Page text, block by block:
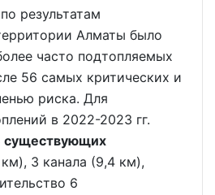
результатам
Алматы было
часто подтопляемых
56 самых критических и
риска. Для
в 2022-2023 гг.
существующих
км), 3 канала (9,4 км),
6